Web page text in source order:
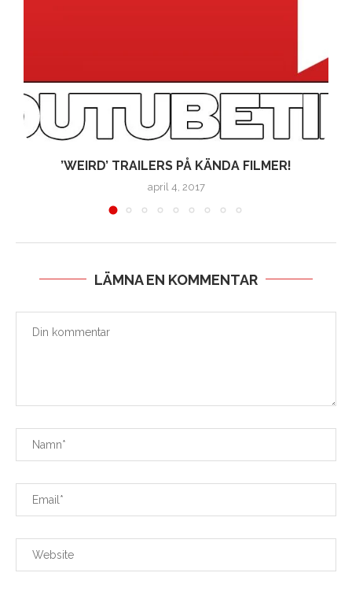
’WEIRD’ TRAILERS PÅ KÄNDA FILMER!
april 4, 2017
LÄMNA EN KOMMENTAR